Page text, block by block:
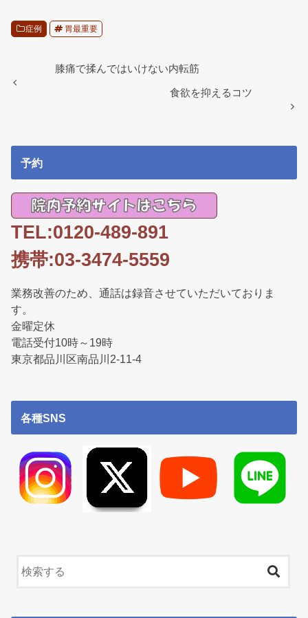
e
症例 胃最重要
膝痛で揉んではいけない内転筋
食欲を抑えるコツ
予約
TEL:0120-489-891
携帯:03-3474-5559
業務改善のため、通話は録音させていただいておりま
す。
金曜定休
電話受付10時～19時
東京都品川区南品川2-11-4
各種SNS